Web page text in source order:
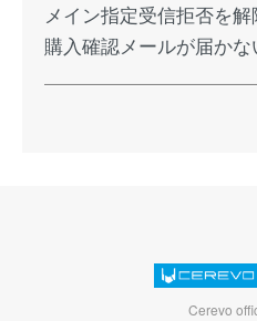
メイン指定受信拒否を解
購入確認メールが届かな
Cerevo